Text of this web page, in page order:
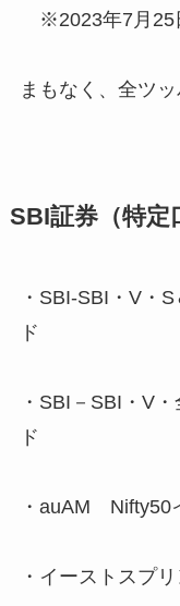
※2023年7月25
まもなく、全ツ
SBI証券（特定
・SBI-SBI・V・
ド
・SBI－SBI・V
ド
・auAM Nifty50
・イーストスプ